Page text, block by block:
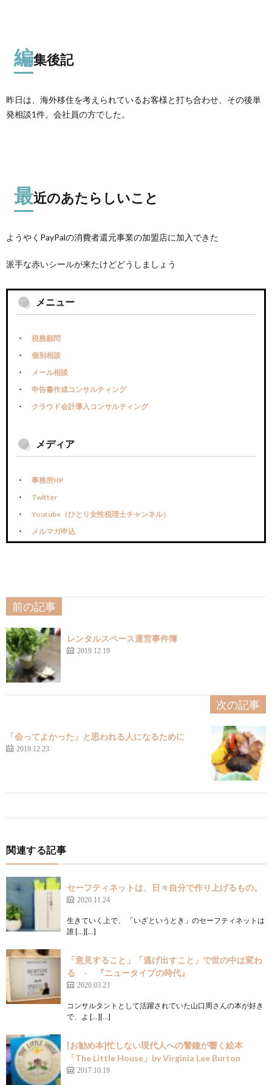
編集後記
昨日は、海外移住を考えられているお客様と打ち合わせ、その後単
発相談1件。会社員の方でした。
最近のあたらしいこと
ようやくPayPalの消費者還元事業の加盟店に加入できた
派手な赤いシールが来たけどどうしましょう
メニュー
税務顧問
個別相談
メール相談
申告書作成コンサルティング
クラウド会計導入コンサルティング
メディア
事務所HP
Twitter
Youtube（ひとり女性税理士チャンネル）
メルマガ申込
前の記事
レンタルスペース運営事件簿
2019.12.19
次の記事
「会ってよかった」と思われる人になるために
2019.12.23
関連する記事
セーフティネットは、日々自分で作り上げるもの。
2020.11.24
生きていく上で、 「いざというとき」のセーフティネットは
誰 […][…]
「意見すること」「逃げ出すこと」で世の中は変わ
る - 『ニュータイプの時代』
2020.03.23
コンサルタントとして活躍されていた山口周さんの本が好き
で、よ […][…]
[お勧め本]忙しない現代人への警鐘が響く絵本
「The Little House」by Virginia Lee Burton
2017.10.19